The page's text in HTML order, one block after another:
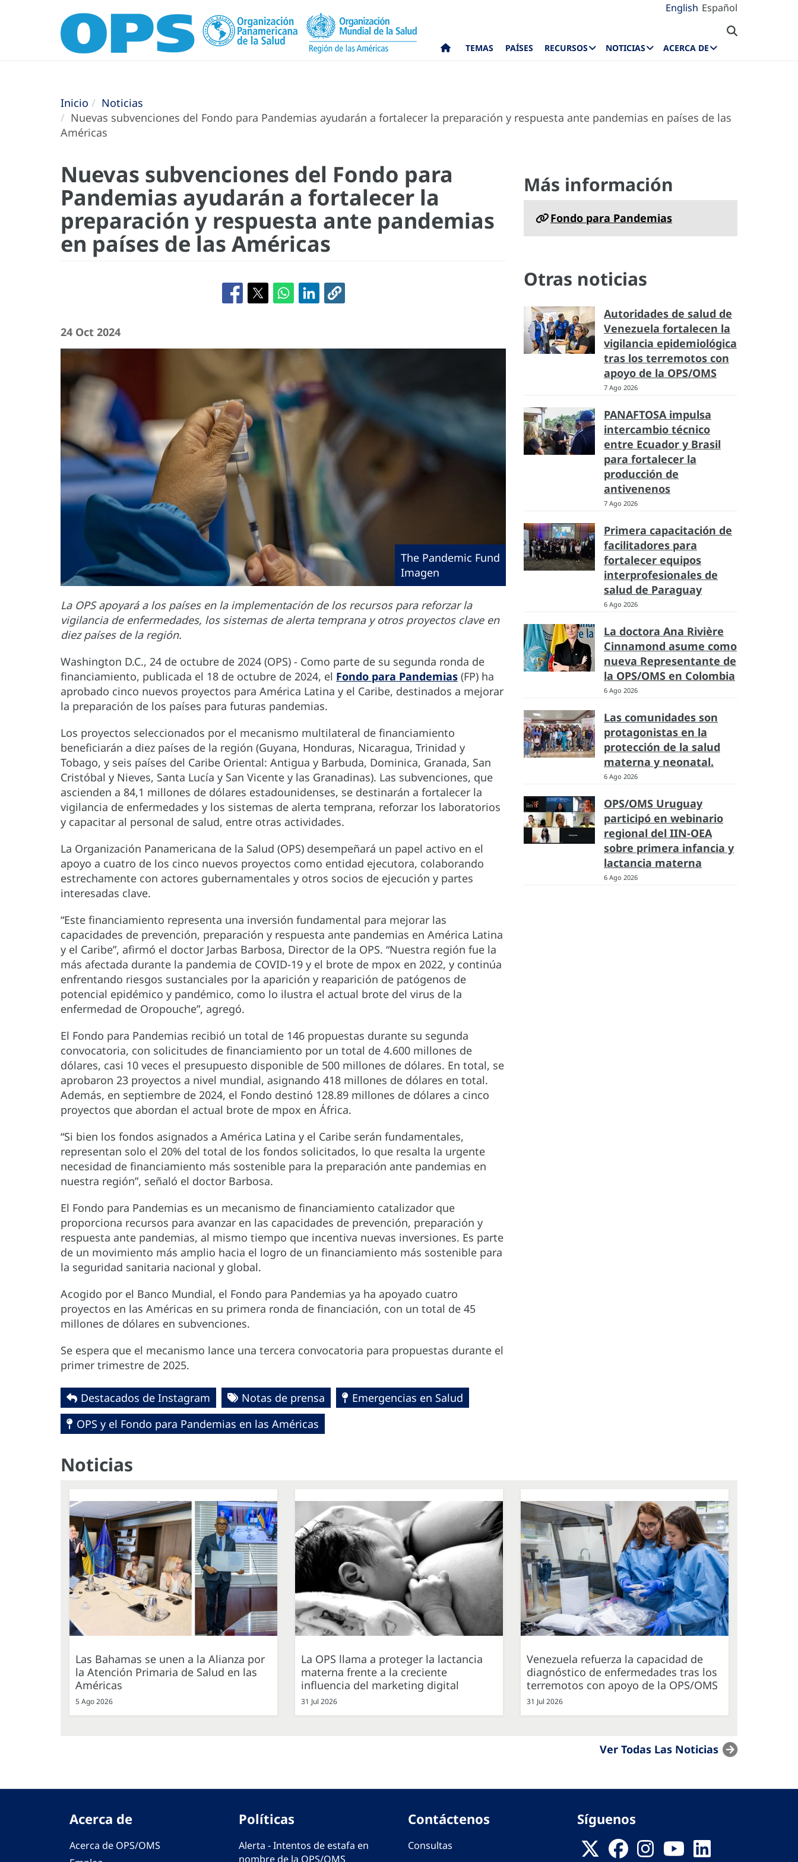
English Español
TEMAS PAÍSES RECURSOS NOTICIAS ACERCA DE
Inicio
Noticias
Nuevas subvenciones del Fondo para Pandemias ayudarán a fortalecer la preparación y respuesta ante pandemias en países de las
Américas
Nuevas subvenciones del Fondo para
Pandemias ayudarán a fortalecer la
preparación y respuesta ante pandemias
en países de las Américas
24 Oct 2024
The Pandemic Fund
Imagen
La OPS apoyará a los países en la implementación de los recursos para reforzar la
vigilancia de enfermedades, los sistemas de alerta temprana y otros proyectos clave en
diez países de la región.
Washington D.C., 24 de octubre de 2024 (OPS) - Como parte de su segunda ronda de
financiamiento, publicada el 18 de octubre de 2024, el Fondo para Pandemias (FP) ha
aprobado cinco nuevos proyectos para América Latina y el Caribe, destinados a mejorar
la preparación de los países para futuras pandemias.
Los proyectos seleccionados por el mecanismo multilateral de financiamiento
beneficiarán a diez países de la región (Guyana, Honduras, Nicaragua, Trinidad y
Tobago, y seis países del Caribe Oriental: Antigua y Barbuda, Dominica, Granada, San
Cristóbal y Nieves, Santa Lucía y San Vicente y las Granadinas). Las subvenciones, que
ascienden a 84,1 millones de dólares estadounidenses, se destinarán a fortalecer la
vigilancia de enfermedades y los sistemas de alerta temprana, reforzar los laboratorios
y capacitar al personal de salud, entre otras actividades.
La Organización Panamericana de la Salud (OPS) desempeñará un papel activo en el
apoyo a cuatro de los cinco nuevos proyectos como entidad ejecutora, colaborando
estrechamente con actores gubernamentales y otros socios de ejecución y partes
interesadas clave.
“Este financiamiento representa una inversión fundamental para mejorar las
capacidades de prevención, preparación y respuesta ante pandemias en América Latina
y el Caribe”, afirmó el doctor Jarbas Barbosa, Director de la OPS. “Nuestra región fue la
más afectada durante la pandemia de COVID-19 y el brote de mpox en 2022, y continúa
enfrentando riesgos sustanciales por la aparición y reaparición de patógenos de
potencial epidémico y pandémico, como lo ilustra el actual brote del virus de la
enfermedad de Oropouche”, agregó.
El Fondo para Pandemias recibió un total de 146 propuestas durante su segunda
convocatoria, con solicitudes de financiamiento por un total de 4.600 millones de
dólares, casi 10 veces el presupuesto disponible de 500 millones de dólares. En total, se
aprobaron 23 proyectos a nivel mundial, asignando 418 millones de dólares en total.
Además, en septiembre de 2024, el Fondo destinó 128.89 millones de dólares a cinco
proyectos que abordan el actual brote de mpox en África.
“Si bien los fondos asignados a América Latina y el Caribe serán fundamentales,
representan solo el 20% del total de los fondos solicitados, lo que resalta la urgente
necesidad de financiamiento más sostenible para la preparación ante pandemias en
nuestra región”, señaló el doctor Barbosa.
El Fondo para Pandemias es un mecanismo de financiamiento catalizador que
proporciona recursos para avanzar en las capacidades de prevención, preparación y
respuesta ante pandemias, al mismo tiempo que incentiva nuevas inversiones. Es parte
de un movimiento más amplio hacia el logro de un financiamiento más sostenible para
la seguridad sanitaria nacional y global.
Acogido por el Banco Mundial, el Fondo para Pandemias ya ha apoyado cuatro
proyectos en las Américas en su primera ronda de financiación, con un total de 45
millones de dólares en subvenciones.
Se espera que el mecanismo lance una tercera convocatoria para propuestas durante el
primer trimestre de 2025.
Destacados de Instagram Notas de prensa
Emergencias en Salud
OPS y el Fondo para Pandemias en las Américas
Más información
Fondo para Pandemias
Otras noticias
Autoridades de salud de
Venezuela fortalecen la
vigilancia epidemiológica
tras los terremotos con
apoyo de la OPS/OMS
7 Ago 2026
PANAFTOSA impulsa
intercambio técnico
entre Ecuador y Brasil
para fortalecer la
producción de
antivenenos
7 Ago 2026
Primera capacitación de
facilitadores para
fortalecer equipos
interprofesionales de
salud de Paraguay
6 Ago 2026
La doctora Ana Rivière
Cinnamond asume como
nueva Representante de
la OPS/OMS en Colombia
6 Ago 2026
Las comunidades son
protagonistas en la
protección de la salud
materna y neonatal.
6 Ago 2026
OPS/OMS Uruguay
participó en webinario
regional del IIN-OEA
sobre primera infancia y
lactancia materna
6 Ago 2026
Noticias
Las Bahamas se unen a la Alianza por
la Atención Primaria de Salud en las
Américas
5 Ago 2026
La OPS llama a proteger la lactancia
materna frente a la creciente
influencia del marketing digital
31 Jul 2026
Venezuela refuerza la capacidad de
diagnóstico de enfermedades tras los
terremotos con apoyo de la OPS/OMS
31 Jul 2026
Ver Todas Las Noticias
Acerca de
Acerca de OPS/OMS
Políticas
Alerta - Intentos de estafa en
nombre de la OPS/OMS
Contáctenos
Consultas
Síguenos